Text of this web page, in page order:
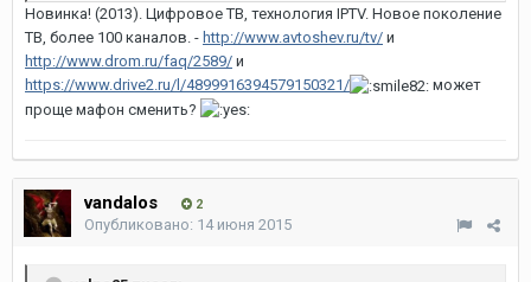
Новинка! (2013). Цифровое ТВ, технология IPTV. Новое поколение
ТВ, более 100 каналов. - http://www.avtoshev.ru/tv/ и
http://www.drom.ru/faq/2589/ и
https://www.drive2.ru/l/4899916394579150321/
может
проще мафон сменить?
vandalos 2
Опубликовано: 14 июня 2015